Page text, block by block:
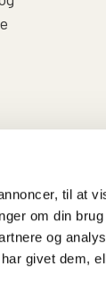
til at
om din
og
givet dem,